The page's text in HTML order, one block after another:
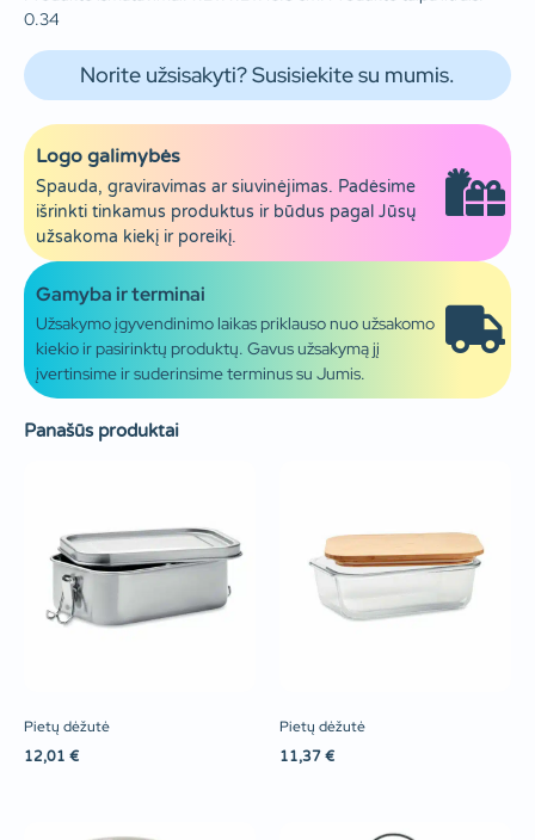
0.34
Norite užsisakyti? Susisiekite su mumis.
Logo galimybės
Spauda, graviravimas ar siuvinėjimas. Padėsime
išrinkti tinkamus produktus ir būdus pagal Jūsų
užsakoma kiekį ir poreikį.
Gamyba ir terminai
Užsakymo įgyvendinimo laikas priklauso nuo užsakomo
kiekio ir pasirinktų produktų. Gavus užsakymą jį
įvertinsime ir suderinsime terminus su Jumis.
Panašūs produktai
Pietų dėžutė
12,01 €
Pietų dėžutė
11,37 €